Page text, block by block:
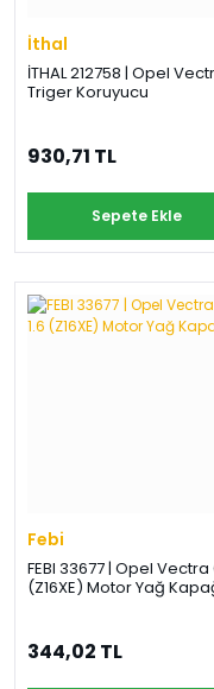
İthal
İTHAL 212758 | Opel
Triger Koruyucu
930,71 TL
Sepete Ekle
Febi
FEBI 33677 | Opel Vectra
(Z16XE) Motor Yağ
344,02 TL